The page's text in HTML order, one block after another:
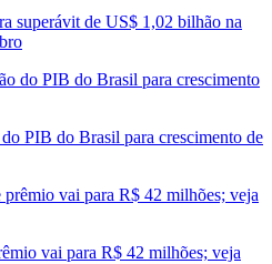
superávit de US$ 1,02 bilhão na
PIB do Brasil para crescimento de
vai para R$ 42 milhões; veja